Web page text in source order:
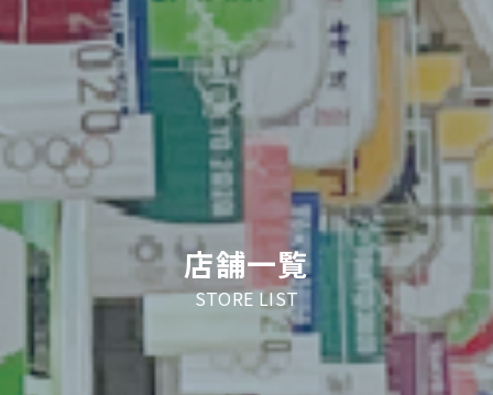
店舗一覧
STORE LIST